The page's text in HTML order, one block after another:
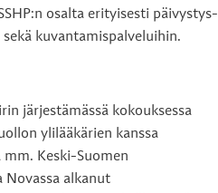
osalta erityisesti päivystys-
kuvantamispalveluihin.
järjestämässä kokouksessa
ylilääkärien kanssa
Keski-Suomen
Novassa alkanut